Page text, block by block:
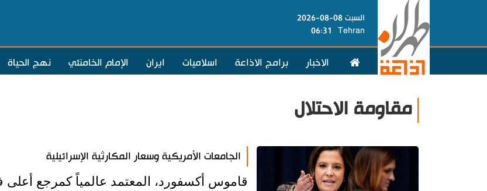
السبت 08-08-2026
Tehran
06:31
الاخبار برامج الاذاعة اسلاميات ايران الإمام الخامنئي نهج الحياة
مقاومة الاحتلال
الجامعات الأمريكية وسعار المكارثية الإسرائيلية
قاموس أكسفورد، المعتمد عالمياً كمرجع أعلى